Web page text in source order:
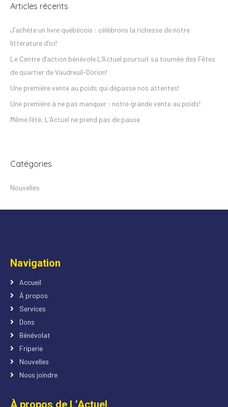
Articles récents
J’achète un livre québécois : célébrons la richesse de notre
littérature d’ici!
Le Centre d’action bénévole L’Actuel poursuit sa tournée des Fêtes
de quartier de Vaudreuil-Dorion!
Une première vente au poids qui dépasse nos attentes!
Une première à ne pas manquer : notre grande vente au poids!
Même l’été, L’Actuel ne prend pas de pause
Catégories
Nouvelles
Navigation
Accueil
À propos
Services
Dons
Bénévolat
Friperie
Nouvelles
Nous joindre
À propos de L’Actuel